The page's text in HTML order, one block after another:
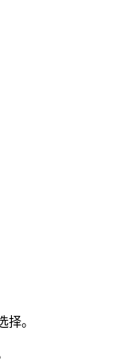
择。